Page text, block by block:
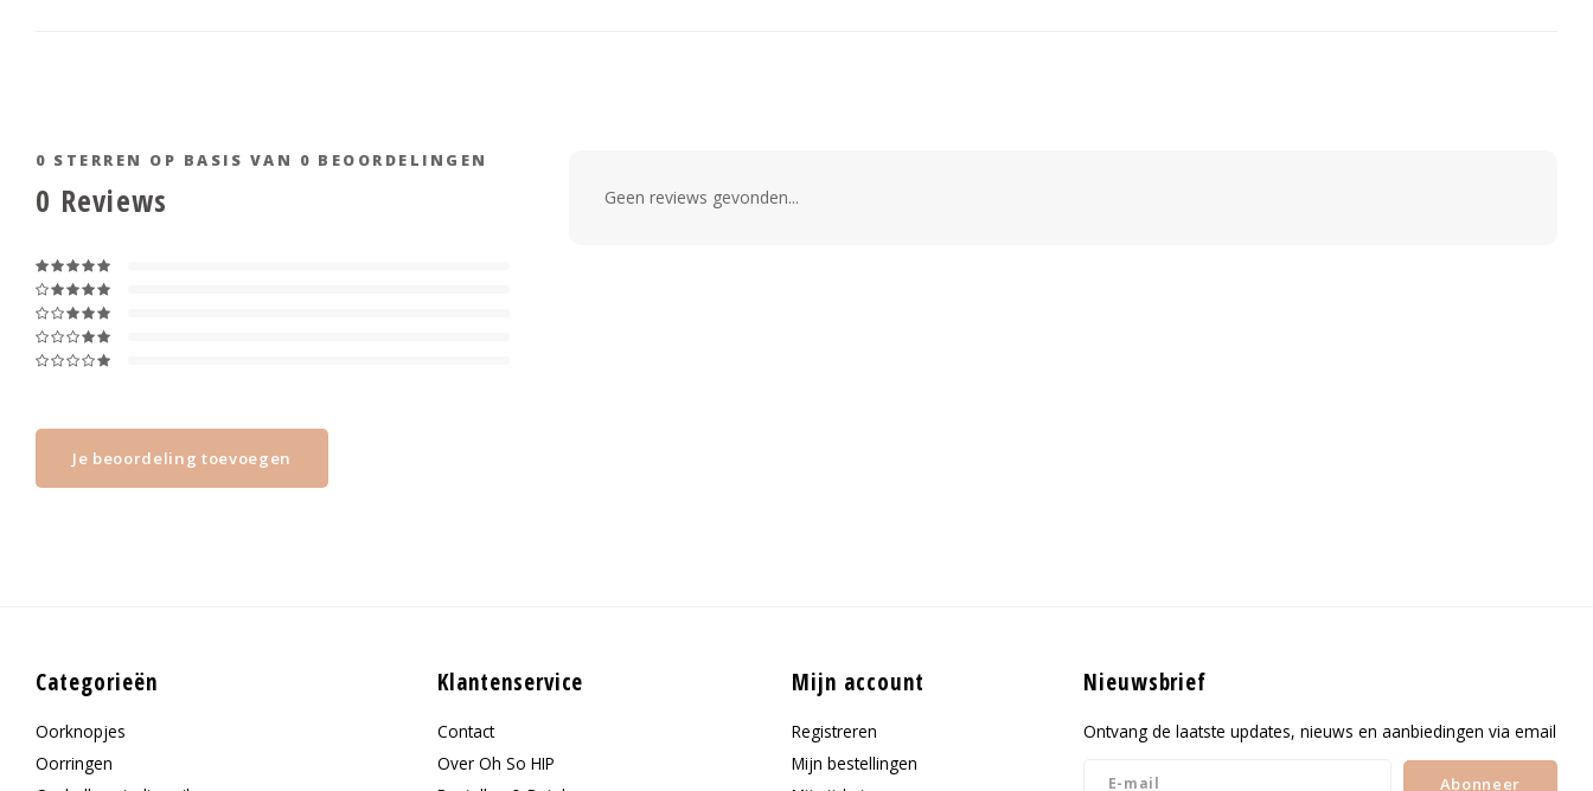
0 STERREN OP BASIS VAN 0 BEOORDELINGEN
0 Reviews
Je beoordeling toevoegen
Geen reviews gevonden...
Categorieën
Oorknopjes
Oorringen
Klantenservice
Contact
Over Oh So HIP
Mijn account
Registreren
Mijn bestellingen
Nieuwsbrief
Ontvang de laatste updates, nieuws en aanbiedingen via email
Abonneer